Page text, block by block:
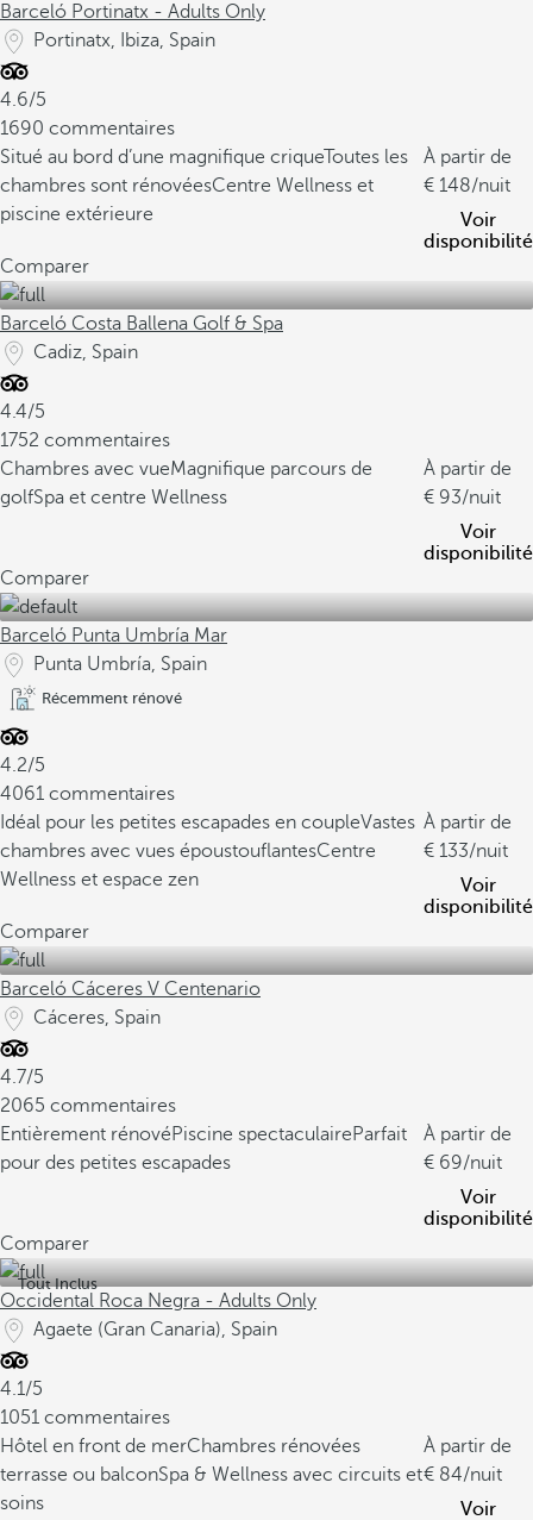
Barceló Portinatx - Adults Only
Portinatx, Ibiza, Spain
4.6/5
1690 commentaires
Situé au bord d’une magnifique criqueToutes les
chambres sont rénovéesCentre Wellness et
piscine extérieure
À partir de
148/nuit
Voir
disponibilité
Comparer
Barceló Costa Ballena Golf & Spa
Cadiz, Spain
4.4/5
1752 commentaires
Chambres avec vueMagnifique parcours de
golfSpa et centre Wellness
À partir de
93/nuit
Voir
disponibilité
Comparer
Barceló Punta Umbría Mar
Punta Umbría, Spain
Récemment rénové
4.2/5
4061 commentaires
Idéal pour les petites escapades en coupleVastes
chambres avec vues époustouflantesCentre
Wellness et espace zen
À partir de
133/nuit
Voir
disponibilité
Comparer
Barceló Cáceres V Centenario
Cáceres, Spain
4.7/5
2065 commentaires
Entièrement rénovéPiscine spectaculaireParfait
pour des petites escapades
À partir de
69/nuit
Voir
disponibilité
Comparer
Tout Inclus
Occidental Roca Negra - Adults Only
Agaete (Gran Canaria), Spain
4.1/5
1051 commentaires
Hôtel en front de merChambres rénovées
terrasse ou balconSpa & Wellness avec circuits et
soins
À partir de
84/nuit
Voir